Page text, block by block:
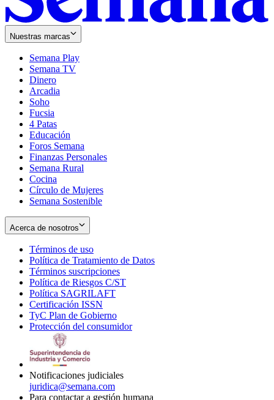
Nuestras marcas
Semana Play
Semana TV
Dinero
Arcadia
Soho
in
new
window
Fucsia
in
new
window
4 Patas
Educación
Foros Semana
Finanzas Personales
Semana Rural
Cocina
Círculo de Mujeres
Semana Sostenible
Acerca de nosotros
Términos de uso
in
new
window
Política de Tratamiento de Datos
Términos suscripciones
in
Política de Riesgos C/ST
Política SAGRILAFT
new
window
Certificación ISSN
in
new
TyC Plan de Gobierno
in
Protección del consumidorOpens
Notificaciones judiciales
juridica@semana.com
Para contactar a gestión humana